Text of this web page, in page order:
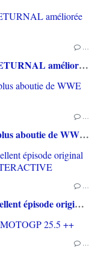
…
[TEST] SAROS PS5 : Une formule de RETURNAL améliorée et interessante
…
[TEST] WWE 2K26 PS5 : La version la plus aboutie de WWE 2K depuis la pause
…
[TEST] 007 FIRST LIGHT PS5 : Un excellent épisode original de James Bond avec le savoir-faire de IO INTERACTIVE
…